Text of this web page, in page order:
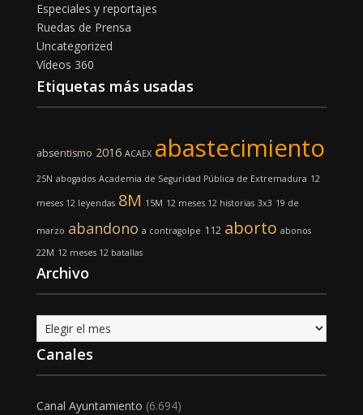
Especiales y reportajes
Ruedas de Prensa
Uncategorized
Vídeos 360
Etiquetas más usadas
absentismo 2016 ACAEX abastecimiento
25N abogados Academia de Seguridad Pública de Extremadura 12
meses 12 leyendas 8M 15M 12 meses 12 historias 3x3 19 de
marzo abandono a contragolpe 112 aborto abonos
22M 12 meses 12 batallas
Archivo
Archivo
Canales
Canal Ayuntamiento (6.694)